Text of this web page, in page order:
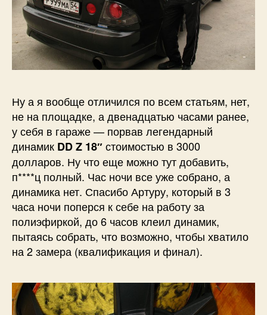
Ну а я вообще отличился по всем статьям, нет,
не на площадке, а двенадцатью часами ранее,
у себя в гараже — порвав легендарный
динамик DD Z 18″стоимостью в 3000
долларов. Ну что еще можно тут добавить,
п****ц полный. Час ночи все уже собрано, а
динамика нет. Спасибо Артуру, который в 3
часа ночи поперся к себе на работу за
полиэфиркой, до 6 часов клеил динамик,
пытаясь собрать, что возможно, чтобы хватило
на 2 замера (квалификация и финал).